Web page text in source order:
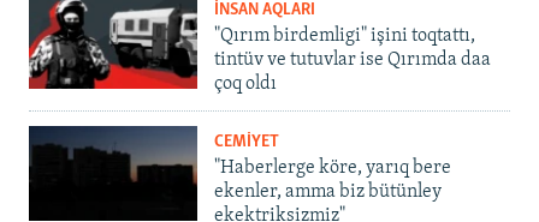
İNSAN AQLARI
"Qırım birdemligi" işini toqtattı,
tintüv ve tutuvlar ise Qırımda daa
çoq oldı
CEMİYET
"Haberlerge köre, yarıq bere
ekenler, amma biz bütünley
ekektriksizmiz"